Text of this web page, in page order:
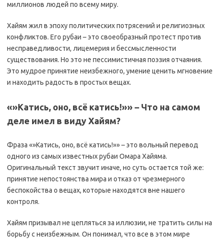
миллионов людей по всему миру.
Хайям жил в эпоху политических потрясений и религиозных
конфликтов. Его рубаи – это своеобразный протест против
несправедливости, лицемерия и бессмысленности
существования. Но это не пессимистичная поэзия отчаяния.
Это мудрое принятие неизбежного, умение ценить мгновение
и находить радость в простых вещах.
«»Катись, оно, всё катись!»» – Что на самом
деле имел в виду Хайям?
Фраза «»Катись, оно, всё катись!»» – это вольный перевод
одного из самых известных рубаи Омара Хайяма.
Оригинальный текст звучит иначе, но суть остается той же:
принятие непостоянства мира и отказ от чрезмерного
беспокойства о вещах, которые находятся вне нашего
контроля.
Хайям призывал не цепляться за иллюзии, не тратить силы на
борьбу с неизбежным. Он понимал, что все в этом мире